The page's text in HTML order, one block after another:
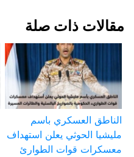
مقالات ذات صلة
الناطق العسكري باسم
مليشيا الحوثي يعلن استهداف
معسكرات قوات الطوارئ